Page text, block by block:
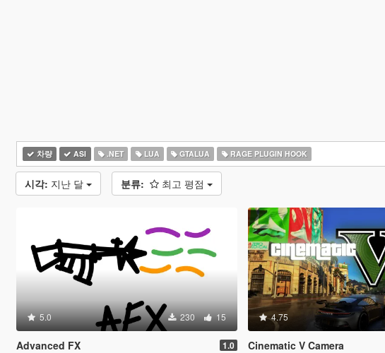
차량 ASI .NET LUA GTALUA RAGE PLUGIN HOOK
시각: 지난 달 분류: 최고 평점
5.0 230 15
Advanced FX 1.0
4.75
Cinematic V Camera